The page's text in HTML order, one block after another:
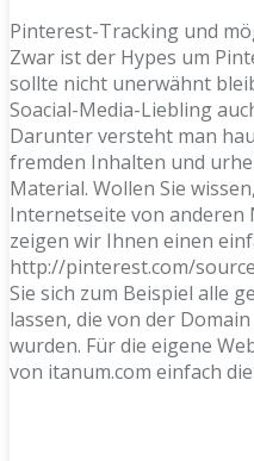
Pinterest-Tracking und
Zwar ist der Hypes um
sollte nicht unerwähnt
Soacial-Media-Liebling
Darunter versteht man
fremden Inhalten und
Material. Wollen Sie
Internetseite von
zeigen wir Ihnen einen
http://pinterest.com/
Sie sich zum Beispiel alle
lassen, die von der
wurden. Für die eigene
von itanum.com einfach